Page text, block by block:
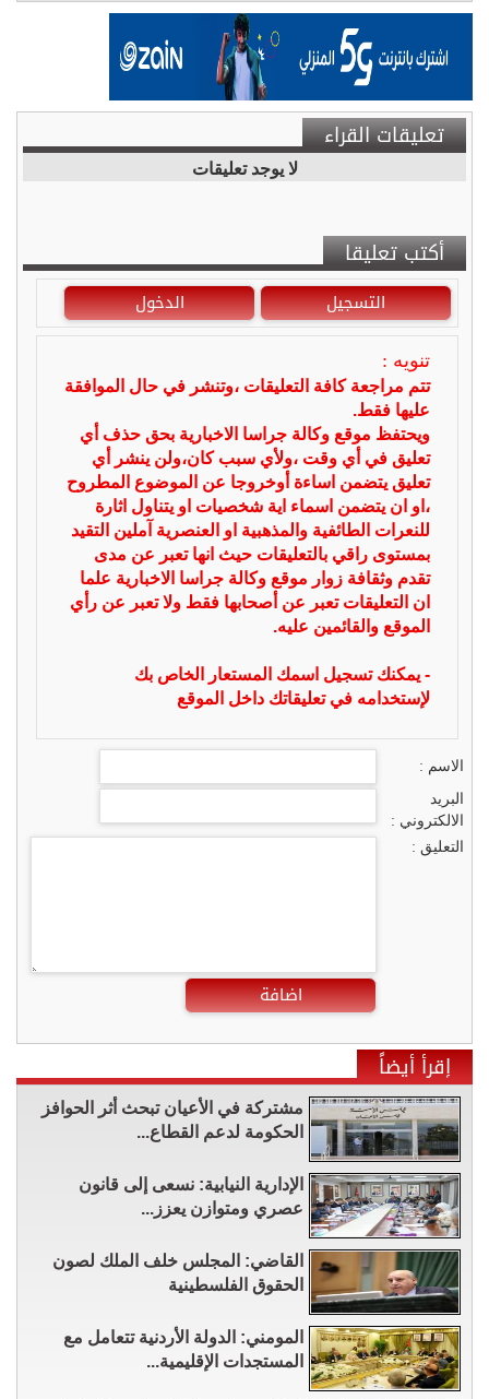
تعليقات القراء
لا يوجد تعليقات
أكتب تعليقا
التسجيل الدخول
تنويه :
تتم مراجعة كافة التعليقات ،وتنشر في حال الموافقة
عليها فقط.
ويحتفظ موقع وكالة جراسا الاخبارية بحق حذف أي
تعليق في أي وقت ،ولأي سبب كان،ولن ينشر أي
تعليق يتضمن اساءة أوخروجا عن الموضوع المطروح
،او ان يتضمن اسماء اية شخصيات او يتناول اثارة
للنعرات الطائفية والمذهبية او العنصرية آملين التقيد
بمستوى راقي بالتعليقات حيث انها تعبر عن مدى
تقدم وثقافة زوار موقع وكالة جراسا الاخبارية علما
ان التعليقات تعبر عن أصحابها فقط ولا تعبر عن رأي
الموقع والقائمين عليه.
- يمكنك تسجيل اسمك المستعار الخاص بك
لإستخدامه في تعليقاتك داخل الموقع
الاسم :
البريد
الالكتروني :
التعليق :
اضافة
إقرأ أيضاً
مشتركة في الأعيان تبحث أثر الحوافز
الحكومة لدعم القطاع...
الإدارية النيابية: نسعى إلى قانون
عصري ومتوازن يعزز...
القاضي: المجلس خلف الملك لصون
الحقوق الفلسطينية
المومني: الدولة الأردنية تتعامل مع
المستجدات الإقليمية...